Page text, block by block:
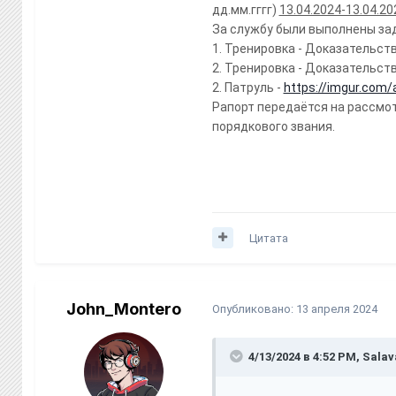
дд.мм.гггг) 13.04.2024-
За службу были выполнены
1. Тренировка -
2. Тренировка -
2. Патруль - https://imgur.com/
Рапорт передаётся на
порядкового звания.
Цитата
John_Montero Опубликовано: 13 апреля 2024
4/13/2024 в 4:52 PM,